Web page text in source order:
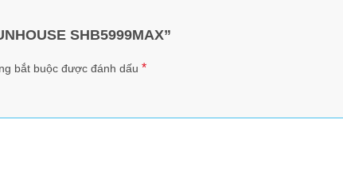
SHB5999MAX”
bắt buộc được đánh dấu *